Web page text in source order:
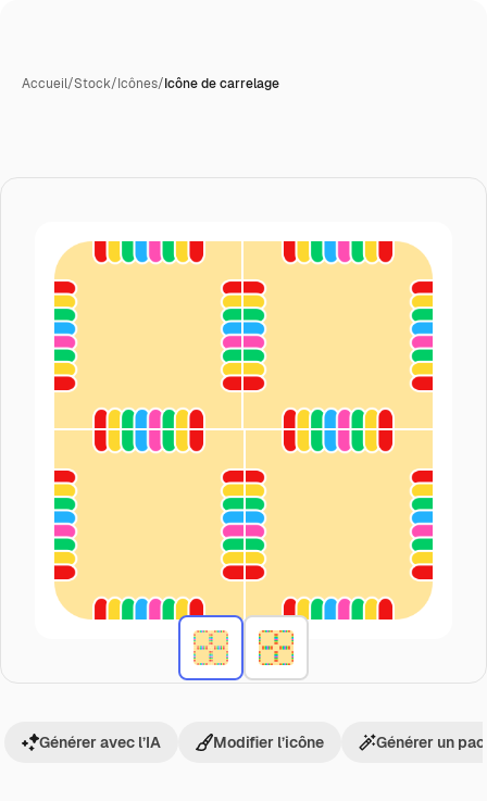
Accueil/Stock/Icônes/Icône de carrelage
Générer avec l’IA Modifier l’icône Générer un